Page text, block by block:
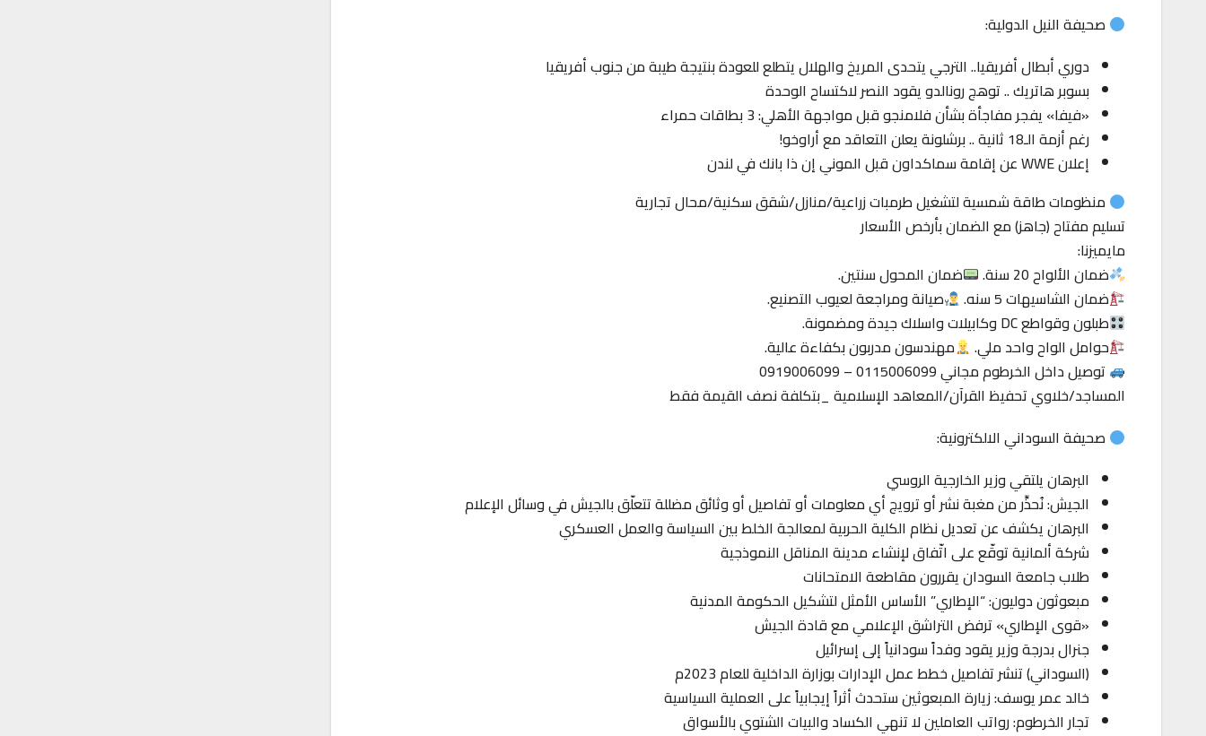
صحيفة النيل الدولية:
دوري أبطال أفريقيا.. الترجي يتحدى المريخ والهلال يتطلع للعودة بنتيجة طيبة من جنوب أفريقيا
بسوبر هاتريك .. توهج رونالدو يقود النصر لاكتساح الوحدة
«فيفا» يفجر مفاجأة بشأن فلامنجو قبل مواجهة الأهلي: 3 بطاقات حمراء
رغم أزمة الـ18 ثانية .. برشلونة يعلن التعاقد مع أراوخو!
إعلان WWE عن إقامة سماكداون قبل الموني إن ذا بانك في لندن
منظومات طاقة شمسية لتشغيل طرمبات زراعية/منازل/شقق سكنية/محال تجارية
تسليم مفتاح (جاهز) مع الضمان بأرخص الأسعار
مايميزنا:
ضمان الألواح 20 سنة.
ضمان المحول سنتين.
ضمان الشاسيهات 5 سنه.
صيانة ومراجعة لعيوب التصنيع.
طبلون وقواطع DC وكابيلات واسلاك جيدة ومضمونة.
حوامل الواح واحد ملي.
مهندسون مدربون بكفاءة عالية.
توصيل داخل الخرطوم مجاني 0115006099 – 0919006099
المساجد/خلاوي تحفيظ القرآن/المعاهد الإسلامية _بتكلفة نصف القيمة فقط
صحيفة السوداني الالكترونية:
البرهان يلتقي وزير الخارجية الروسي
الجيش: نُحذِّر من مغبة نشر أو ترويج أي معلومات أو تفاصيل أو وثائق مضللة تتعلّق بالجيش في وسائل الإعلام
البرهان يكشف عن تعديل نظام الكلية الحربية لمعالجة الخلط بين السياسة والعمل العسكري
شركة ألمانية توقّع على اتّفاق لإنشاء مدينة المناقل النموذجية
طلاب جامعة السودان يقررون مقاطعة الامتحانات
مبعوثون دوليون: “الإطاري” الأساس الأمثل لتشكيل الحكومة المدنية
«قوى الإطاري» ترفض التراشق الإعلامي مع قادة الجيش
جنرال بدرجة وزير يقود وفداً سودانياً إلى إسرائيل
(السوداني) تنشر تفاصيل خطط عمل الإدارات بوزارة الداخلية للعام 2023م
خالد عمر يوسف: زيارة المبعوثين ستحدث أثراً إيجابياً على العملية السياسية
تجار الخرطوم: رواتب العاملين لا تنهي الكساد والبيات الشتوي بالأسواق